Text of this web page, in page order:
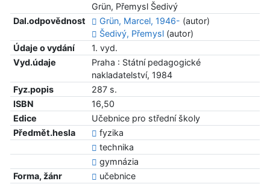
Grün, Přemysl Šedivý
Dal.odpovědnost
Grün, Marcel, 1946- (autor)
Šedivý, Přemysl(autor)
Údaje o vydání
1. vyd.
Vyd.údaje
Praha : Státní pedagogické
nakladatelství, 1984
Fyz.popis
287 s.
ISBN
16,50
Edice
Učebnice pro střední školy
Předmět.hesla
fyzika
technika
gymnázia
Forma, žánr
učebnice